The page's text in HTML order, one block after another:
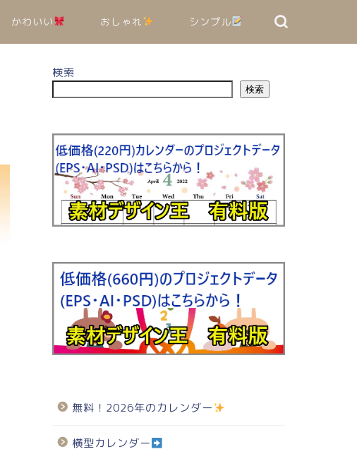
かわいい おしゃれ シンプル
検索
検索
無料！2026年のカレンダー
横型カレンダー